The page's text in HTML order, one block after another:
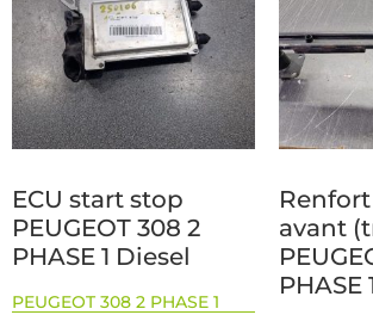
ECU start stop
PEUGEOT 308 2
PHASE 1 Diesel
PEUGEOT 308 2 PHASE 1
avant
PHASE